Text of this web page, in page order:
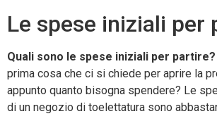
Le spese iniziali per
Quali sono le spese iniziali per partire?
prima cosa che ci si chiede per aprire la
appunto quanto bisogna spendere? Le
di un negozio di toelettatura sono